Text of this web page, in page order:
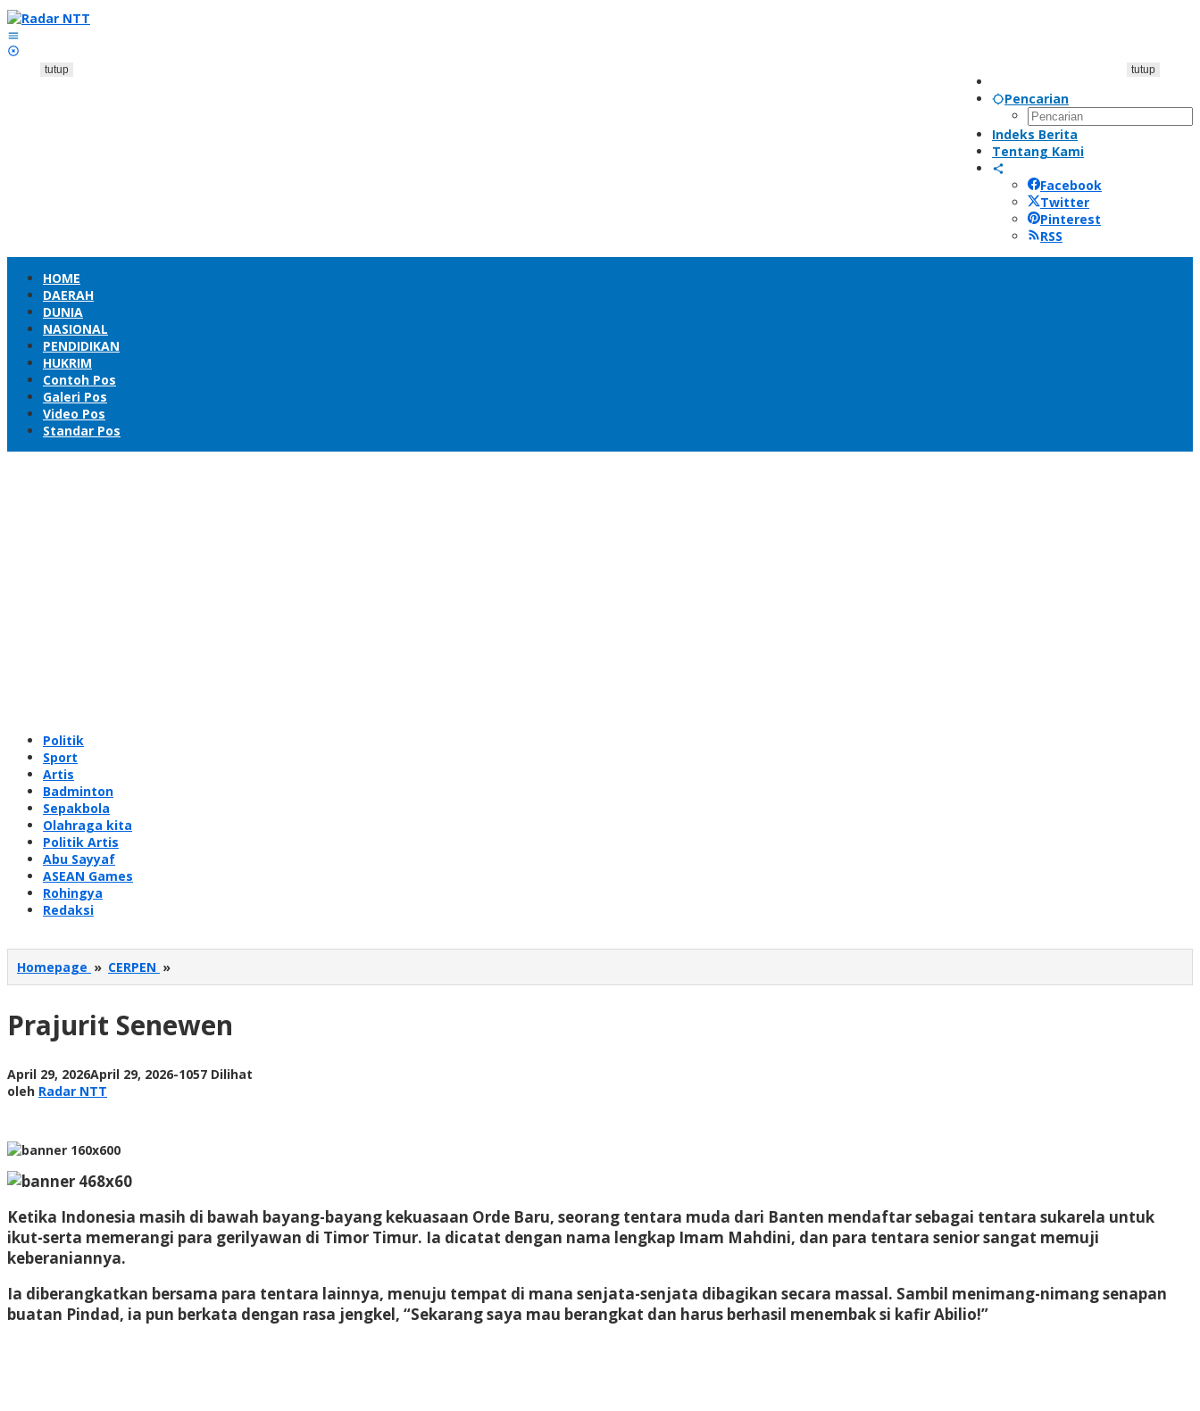
Lewati
ke
konten
Pencarian
Indeks Berita
Tentang Kami
Facebook
Twitter
Pinterest
RSS
HOME
DAERAH
DUNIA
NASIONAL
PENDIDIKAN
HUKRIM
Contoh Pos
Galeri Pos
Video Pos
Standar Pos
Politik
Sport
Artis
Badminton
Sepakbola
Olahraga kita
Politik Artis
Abu Sayyaf
ASEAN Games
Rohingya
Redaksi
tutup tutup
Homepage » CERPEN »
Senewen
Prajurit Senewen
April 29, 2026April 29, 2026oleh
-1057 Dilihat
oleh Radar NTT
Ketika Indonesia masih di bawah bayang-bayang kekuasaan Orde Baru, seorang tentara muda dari Banten mendaftar sebagai tentara sukarela untuk
ikut-serta memerangi para gerilyawan di Timor Timur. Ia dicatat dengan nama lengkap Imam Mahdini, dan para tentara senior sangat memuji
keberaniannya.
Ia diberangkatkan bersama para tentara lainnya, menuju tempat di mana senjata-senjata dibagikan secara massal. Sambil menimang-nimang senapan
buatan Pindad, ia pun berkata dengan rasa jengkel, “Sekarang saya mau berangkat dan harus berhasil menembak si kafir Abilio!”